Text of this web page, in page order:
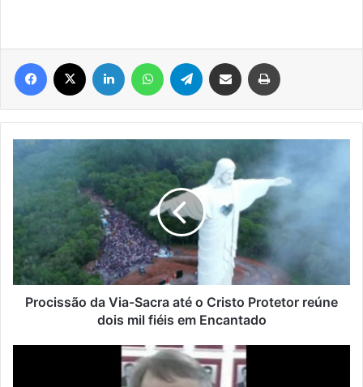
Facebook Linkedin WhatsAppTelegram Compartilhar via e-mail
Procissão
Sacra
até
o
Cristo
Protetor
reúne
doisProcissão da Via-Sacra até o Cristo Protetor reúne
dois mil fiéis em Encantado